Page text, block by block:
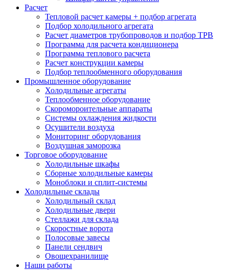
Расчет
Тепловой расчет камеры + подбор агрегата
Подбор холодильного агрегата
Расчет диаметров трубопроводов и подбор ТРВ
Программа для расчета кондиционера
Программа теплового расчета
Расчет конструкции камеры
Подбор теплообменного оборудования
Промышленное оборудование
Холодильные агрегаты
Теплообменное оборудование
Скоромороительные аппараты
Системы охлаждения жидкости
Осушители воздуха
Мониторинг оборудования
Воздушная заморозка
Торговое оборудование
Холодильные шкафы
Сборные холодильные камеры
Моноблоки и сплит-системы
Холодильные склады
Холодильный склад
Холодильные двери
Стеллажи для склада
Скоростные ворота
Полосовые завесы
Панели сендвич
Овощехранилище
Наши работы